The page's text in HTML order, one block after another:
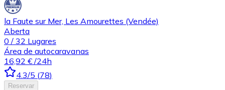
la Faute sur Mer, Les Amourettes (Vendée)
Aberta
0 / 32 Lugares
Área de autocaravanas
16,92 € /24h
4.3/5 (78)
Reservar